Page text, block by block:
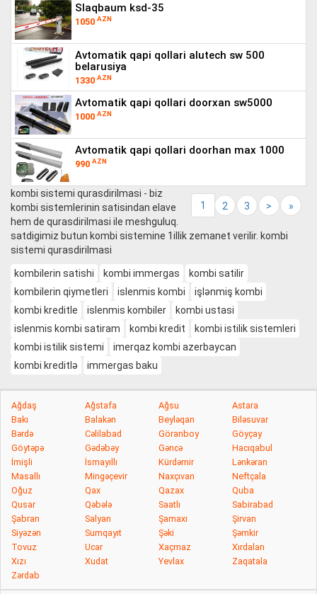
slaqbaum ksd-35
1050 AZN
avtomatik qapi qollari alutech sw 500
belarusiya
1330 AZN
avtomatik qapi qollari doorxan sw5000
1000 AZN
avtomatik qapi qollari doorhan max 1000
990 AZN
1 2 3 > »
kombi sistemi qurasdirilmasi - biz
kombi sistemlerinin satisindan elave
hem de qurasdirilmasi ile meshguluq.
satdigimiz butun kombi sistemine 1illik zemanet verilir. kombi
sistemi qurasdirilmasi
kombilerin satishi kombi immergas
kombi satilir
kombilerin qiymetleri
islenmis kombi
işlənmiş kombi
kombi kreditle
islenmis kombiler
kombi ustasi
islenmis kombi satiram
kombi kredit
kombi istilik sistemleri
kombi istilik sistemi
imerqaz kombi azerbaycan
kombi kreditlə
immergas baku
Ağdaş Ağstafa Ağsu
Astara
Bakı
Balakən Beyləqan
Biləsuvar
Bərdə
Cəlilabad Göranboy
Göyçay
Göytəpə
Gədəbəy Gəncə
Hacıqabul
İmişli
İsmayıllı Kürdəmir
Lənkəran
Masallı
Mingəçevir Naxçıvan
Neftçala
Oğuz
Qax Qazax
Quba
Qusar
Qəbələ Saatlı
Sabirabad
Şabran
Salyan Şamaxı
Şirvan
Siyəzən
Sumqayıt Şəki
Şəmkir
Tovuz
Ucar Xaçmaz
Xırdalan
Xızı
Xudat Yevlax
Zaqatala
Zərdab